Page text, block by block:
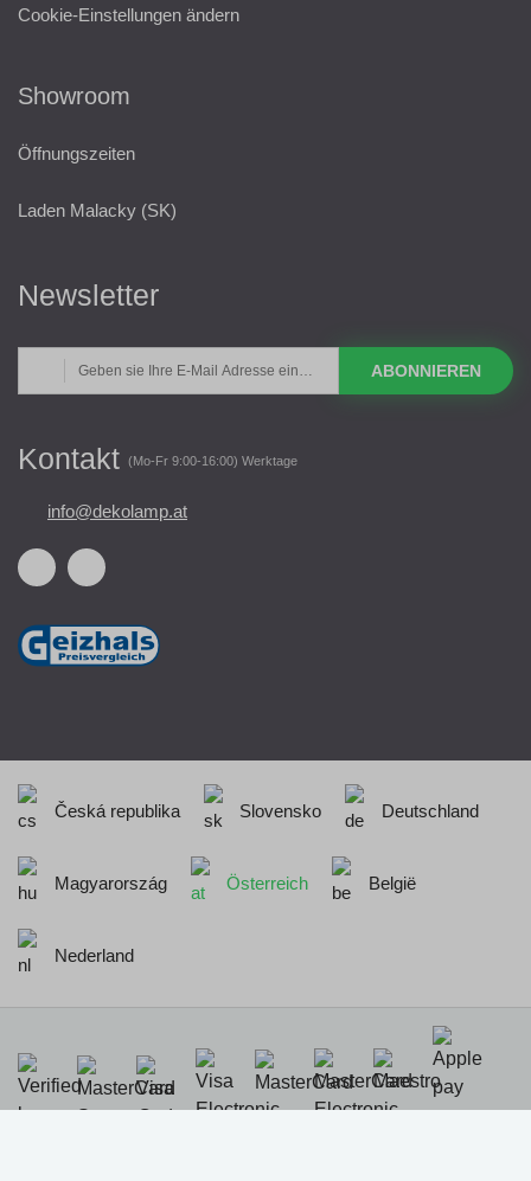
Cookie-Einstellungen ändern
Showroom
Öffnungszeiten
Laden Malacky (SK)
Newsletter
ABONNIEREN
Kontakt (Mo-Fr 9:00-16:00) Werktage
info@dekolamp.at
Česká republika Slovensko Deutschland
Magyarország Österreich België
Nederland